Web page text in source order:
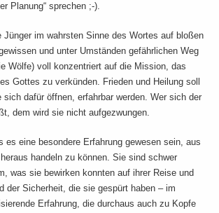
Planung“ sprechen ;-).
im wahrsten Sinne des Wortes auf bloßen
und unter Umständen gefährlichen Weg
Wölfe) voll konzentriert auf die Mission, das
Gottes zu verkünden. Frieden und Heilung soll
sich dafür öffnen, erfahrbar werden. Wer sich der
dem wird sie nicht aufgezwungen.
es eine besondere Erfahrung gewesen sein, aus
handeln zu können. Sie sind schwer
was sie bewirken konnten auf ihrer Reise und
der Sicherheit, die sie gespürt haben – im
Erfahrung, die durchaus auch zu Kopfe